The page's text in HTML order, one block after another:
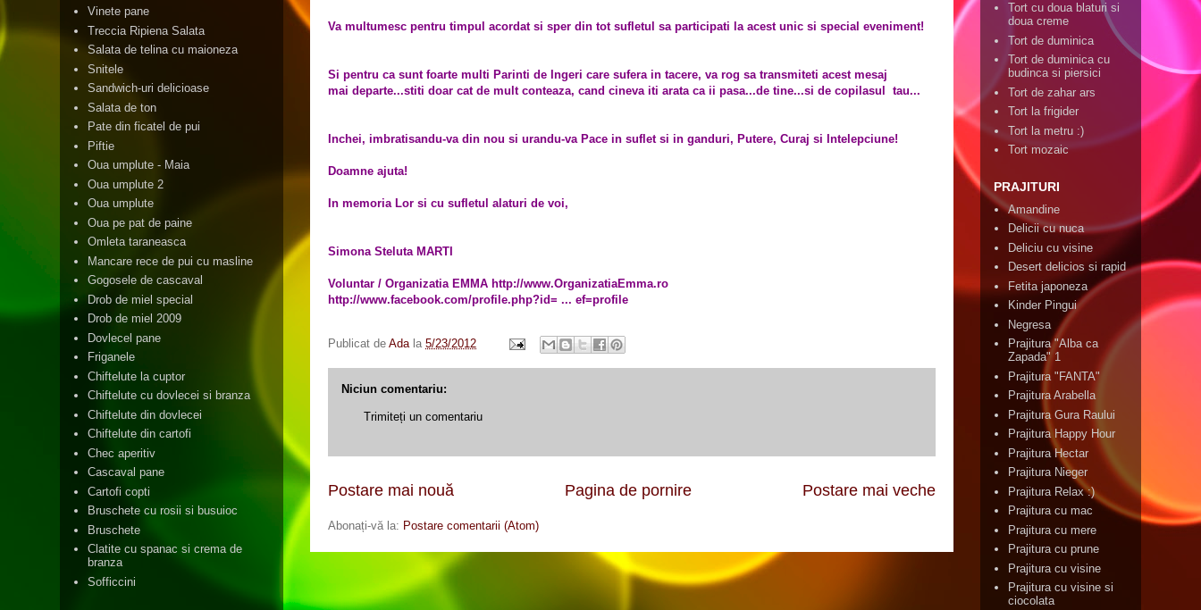
Va multumesc pentru timpul acordat si sper din tot sufletul sa participati la acest unic si special eveniment!
Si pentru ca sunt foarte multi Parinti de Ingeri care sufera in tacere, va rog sa transmiteti acest mesaj
mai departe...stiti doar cat de mult conteaza, cand cineva iti arata ca ii pasa...de tine...si de copilasul tau...
Inchei, imbratisandu-va din nou si urandu-va Pace in suflet si in ganduri, Putere, Curaj si Intelepciune!
Doamne ajuta!
In memoria Lor si cu sufletul alaturi de voi,
Simona Steluta MARTI
Voluntar / Organizatia EMMA http://www.OrganizatiaEmma.ro
http://www.facebook.com/profile.php?id= ... ef=profile
Publicat de Ada la 5/23/2012
Niciun comentariu:
Trimiteți un comentariu
Postare mai nouă Postare mai veche
Pagina de pornire
Abonați-vă la: Postare comentarii (Atom)
Vinete pane
Treccia Ripiena Salata
Salata de telina cu maioneza
Snitele
Sandwich-uri delicioase
Salata de ton
Pate din ficatel de pui
Piftie
Oua umplute - Maia
Oua umplute 2
Oua umplute
Oua pe pat de paine
Omleta taraneasca
Mancare rece de pui cu masline
Gogosele de cascaval
Drob de miel special
Drob de miel 2009
Dovlecel pane
Friganele
Chiftelute la cuptor
Chiftelute cu dovlecei si branza
Chiftelute din dovlecei
Chiftelute din cartofi
Chec aperitiv
Cascaval pane
Cartofi copti
Bruschete cu rosii si busuioc
Bruschete
Clatite cu spanac si crema de
branza
Sofficcini
Tort cu doua blaturi si
doua creme
Tort de duminica
Tort de duminica cu
budinca si piersici
Tort de zahar ars
Tort la frigider
Tort la metru :)
Tort mozaic
PRAJITURI
Amandine
Delicii cu nuca
Deliciu cu visine
Desert delicios si rapid
Fetita japoneza
Kinder Pingui
Negresa
Prajitura "Alba ca
Zapada" 1
Prajitura "FANTA"
Prajitura Arabella
Prajitura Gura Raului
Prajitura Happy Hour
Prajitura Hectar
Prajitura Nieger
Prajitura Relax :)
Prajitura cu mac
Prajitura cu mere
Prajitura cu prune
Prajitura cu visine
Prajitura cu visine si
ciocolata